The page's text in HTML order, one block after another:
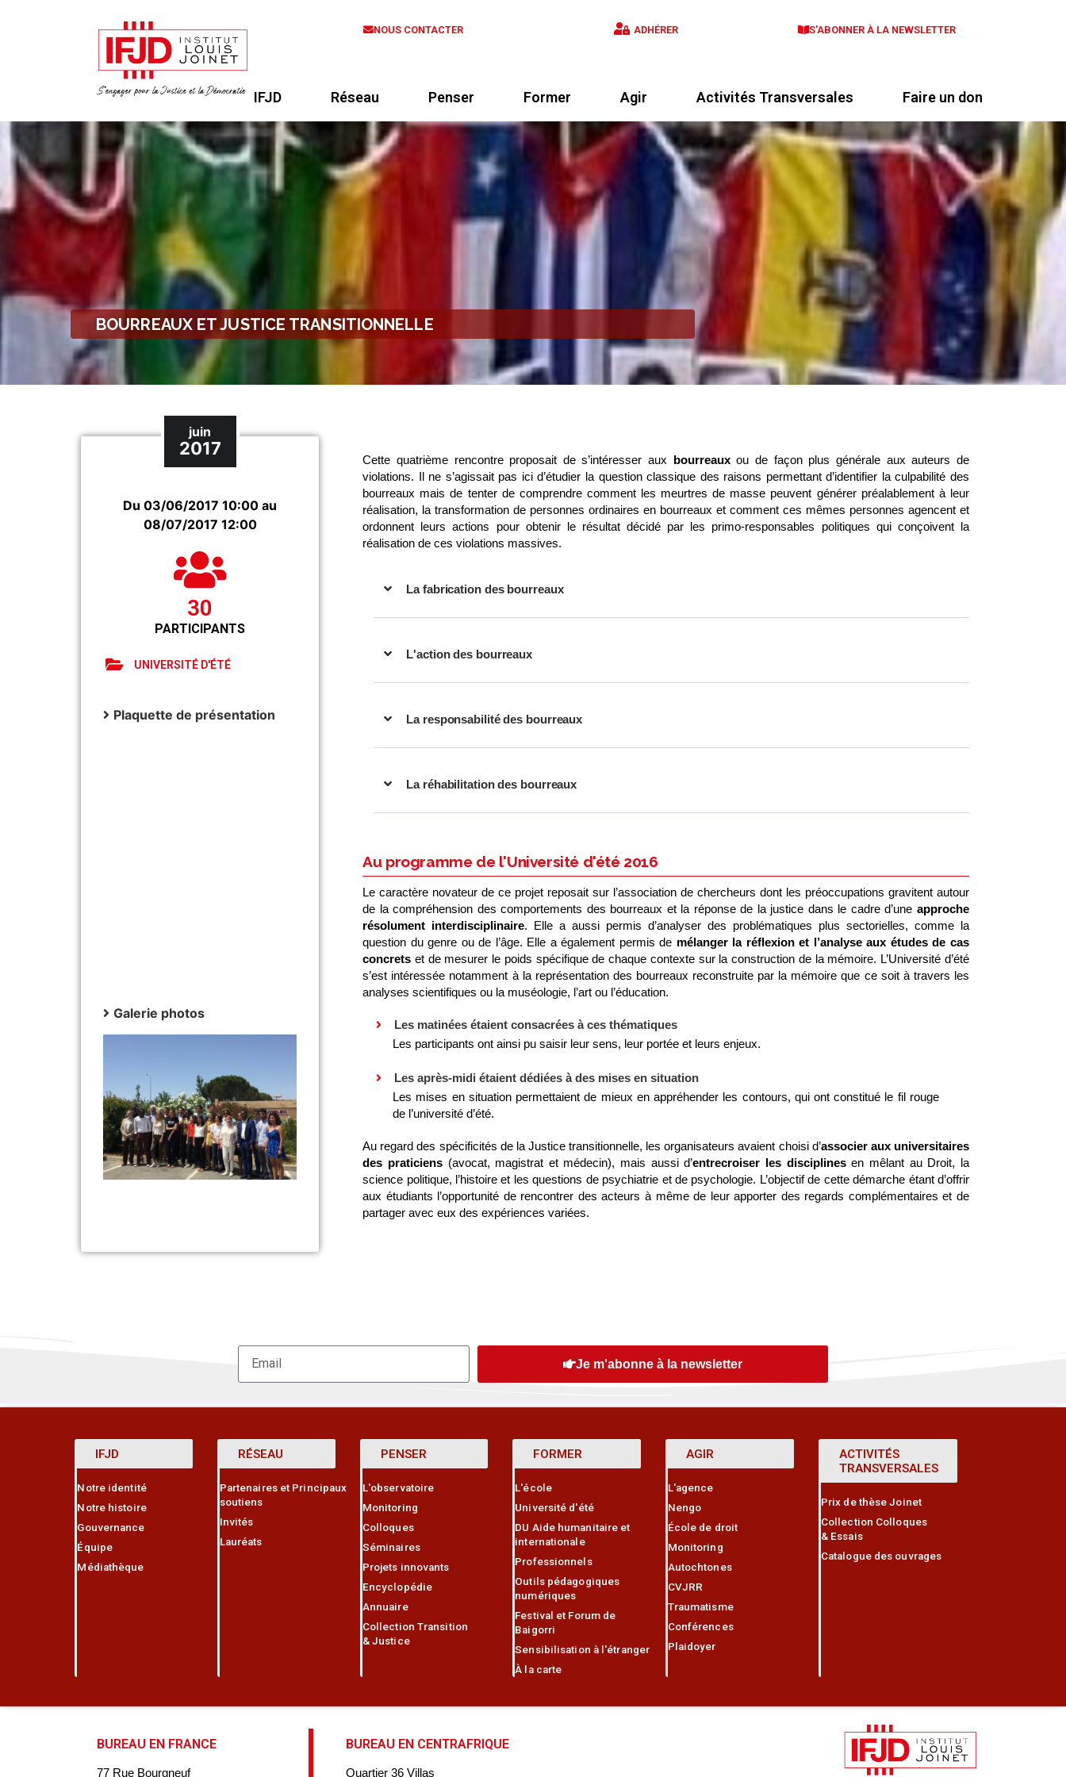
NOUS CONTACTER ADHÉRER S'ABONNER À LA NEWSLETTER
IFJD Réseau Penser Former Agir Activités Transversales Faire un don
BOURREAUX ET JUSTICE TRANSITIONNELLE
juin
2017
Du 03/06/2017 10:00 au
08/07/2017 12:00
30
PARTICIPANTS
UNIVERSITÉ D'ÉTÉ
Plaquette de présentation
Galerie photos
Cette quatrième rencontre proposait de s’intéresser aux bourreauxou de façon plus générale aux auteurs de
violations.
Il ne s’agissait pas ici d’étudier la question classique des raisons permettant d’identifier la culpabilité des
bourreaux mais de tenter de comprendre comment les meurtres de masse peuvent générer préalablement à leur
réalisation, la transformation de personnes ordinaires en bourreaux et comment ces mêmes personnes agencent et
ordonnent leurs actions pour obtenir le résultat décidé par les primo-responsables politiques qui conçoivent la
réalisation de ces violations massives.
La fabrication des bourreaux
L'action des bourreaux
La responsabilité des bourreaux
La réhabilitation des bourreaux
Au programme de l'Université d'été 2016
Le caractère novateur de ce projet reposait sur l’association de chercheurs dont les préoccupations gravitent autour
de la compréhension des comportements des bourreaux et la réponse de la justice dans le cadre d’une approche
résolument interdisciplinaire. Elle a aussi permis d’analyser des problématiques plus sectorielles, comme la
question du genre ou de l’âge. Elle a également permis de mélanger la réflexion et l’analyse aux études de cas
concrets et de mesurer le poids spécifique de chaque contexte sur la construction de la mémoire. L’Université d’été
s’est intéressée notamment à la représentation des bourreaux reconstruite par la mémoire que ce soit à travers les
analyses scientifiques ou la muséologie, l’art ou l’éducation.
Les matinées étaient consacrées à ces thématiques
Les participants ont ainsi pu saisir leur sens, leur portée et leurs enjeux.
Les après-midi étaient dédiées à des mises en situation
Les mises en situation permettaient de mieux en appréhender les contours, qui ont constitué le fil rouge
de l’université d’été.
Au regard des spécificités de la Justice transitionnelle, les organisateurs avaient choisi d’associer aux universitaires
des praticiens (avocat, magistrat et médecin), mais aussi d’entrecroiser les disciplinesen mêlant au Droit, la
science politique, l’histoire et les questions de psychiatrie et de psychologie. L’objectif de cette démarche étant d’offrir
aux étudiants l’opportunité de rencontrer des acteurs à même de leur apporter des regards complémentaires et de
partager avec eux des expériences variées.
Je m'abonne à la newsletter
IFJD
Notre identité
Notre histoire
Gouvernance
Équipe
Médiathèque
RÉSEAU
Partenaires et Principaux
soutiens
Invités
Lauréats
PENSER
L'observatoire
Monitoring
Colloques
Séminaires
Projets innovants
Encyclopédie
Annuaire
Collection Transition
& Justice
FORMER
L'école
Université d'été
DU Aide humanitaire et
internationale
Professionnels
Outils pédagogiques
numériques
Festival et Forum de
Baigorri
Sensibilisation à l'étranger
À la carte
AGIR
L'agence
Nengo
École de droit
Monitoring
Autochtones
CVJRR
Traumatisme
Conférences
Plaidoyer
ACTIVITÉS
TRANSVERSALES
Prix de thèse Joinet
Collection Colloques
& Essais
Catalogue des ouvrages
BUREAU EN FRANCE
77 Rue Bourgneuf
BUREAU EN CENTRAFRIQUE
Quartier 36 Villas